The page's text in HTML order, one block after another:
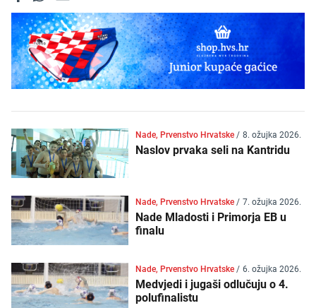
Nade, Prvenstvo Hrvatske/ 8. ožujka 2026.
Naslov prvaka seli na Kantridu
Nade, Prvenstvo Hrvatske/ 7. ožujka 2026.
Nade Mladosti i Primorja EB u
finalu
Nade, Prvenstvo Hrvatske/ 6. ožujka 2026.
Medvjedi i jugaši odlučuju o 4.
polufinalistu